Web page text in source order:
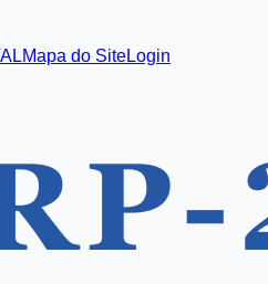
Mapa do SiteLogin